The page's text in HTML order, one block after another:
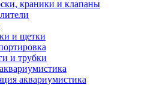
краники и клапаны
и щетки
и трубки
аквариумистика